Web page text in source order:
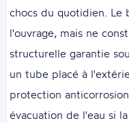
chocs du quotidien. Le
l'ouvrage, mais ne
structurelle garantie
un tube placé à
protection
évacuation de l'eau si